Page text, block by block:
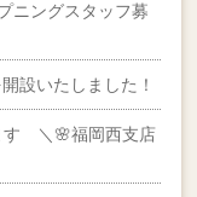
ニングスタッフ募
設いたしました！
す ＼🌸福岡西支店